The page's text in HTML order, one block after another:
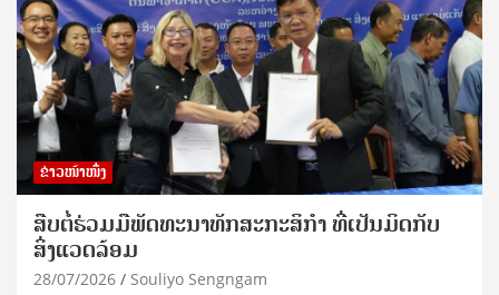
ຂ່າວໜ້າໜຶ່ງ
ສືບຕໍ່ຮ່ວມມືພັດທະນາທັກສະກະສິກຳ ທີ່ເປັນມິດກັບ
ສິ່ງແວດລ້ອມ
28/07/2026 Souliyo Sengngam